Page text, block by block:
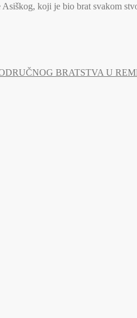
koji je bio brat svakom
BRATSTVA U